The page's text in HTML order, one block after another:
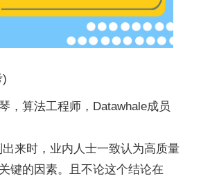
)
，算法工程师，Datawhale成员
出来时，业内人士一致认为高质量
键的因素。且不论这个结论在